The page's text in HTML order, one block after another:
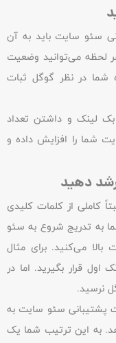
سئو سایت باید به آن
لحظه می‌توانید وضعیت
شما در نظر گوگل ثبات
لینک و داشتن تعداد
شما را افزایش داده و
دهید
کاملی از کلمات کلیدی
به تدریج شروع به سئو
می‌کنید. برای مثال
قرار بگیرید. اما در
نرسید.
پشتیبانی سئو سایت به
به این ترتیب شما یک